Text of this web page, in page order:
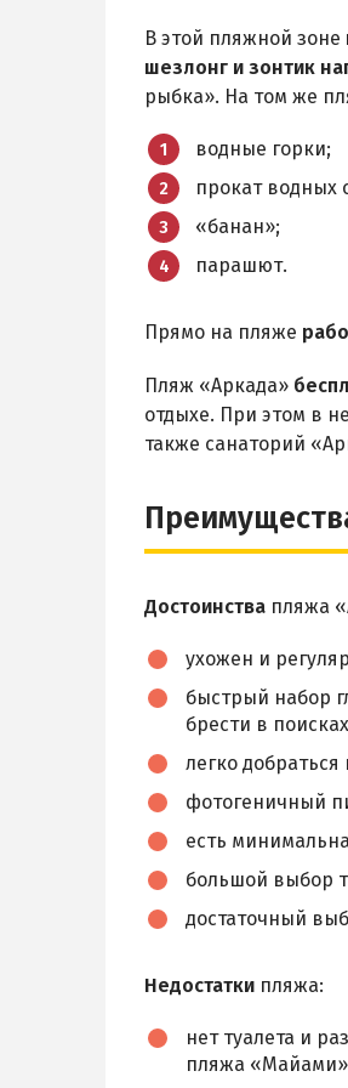
В этой пляжной зоне
шезлонг и зонтик
рыбка». На том же
водные горки;
прокат водных
«банан»;
парашют.
Прямо на пляже
Пляж «Аркада»
отдыхе. При этом в
также санаторий
Достоинства пляжа
ухожен и
быстрый набор
брести в
легко
фотогеничный
есть
большой выбор
достаточный
Недостатки пляжа:
нет туалета и
пляжа